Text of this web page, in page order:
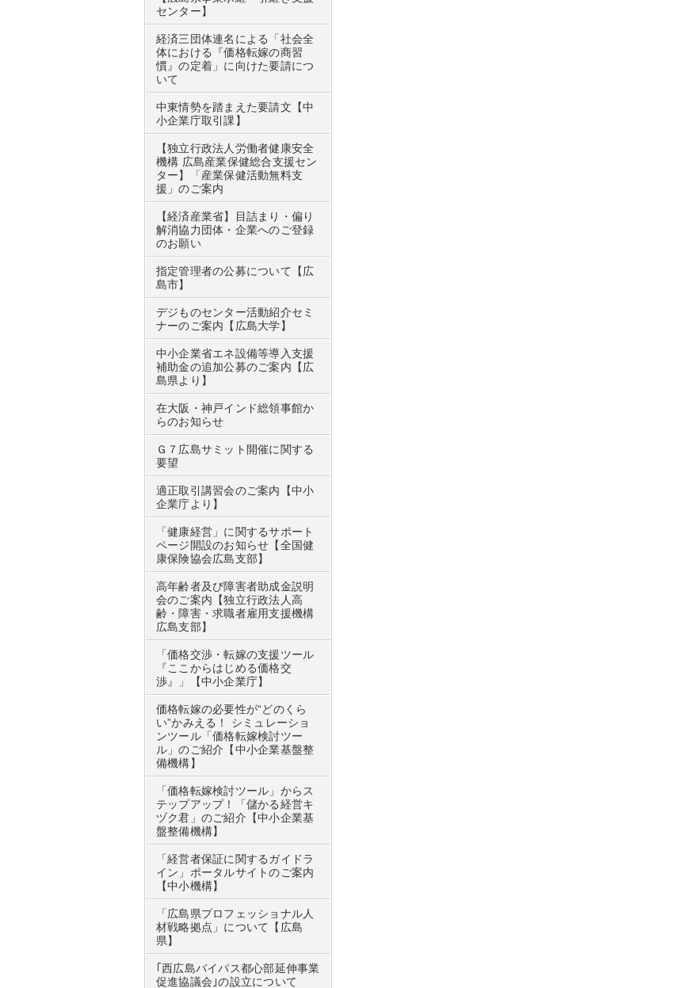
センター】
経済三団体連名による「社会全
体における『価格転嫁の商習
慣』の定着」に向けた要請につ
いて
中東情勢を踏まえた要請文【中
小企業庁取引課】
【独立行政法人労働者健康安全
機構 広島産業保健総合支援セン
ター】「産業保健活動無料支
援」のご案内
【経済産業省】目詰まり・偏り
解消協力団体・企業へのご登録
のお願い
指定管理者の公募について【広
島市】
デジものセンター活動紹介セミ
ナーのご案内【広島大学】
中小企業省エネ設備等導入支援
補助金の追加公募のご案内【広
島県より】
在大阪・神戸インド総領事館か
らのお知らせ
Ｇ７広島サミット開催に関する
要望
適正取引講習会のご案内【中小
企業庁より】
「健康経営」に関するサポート
ページ開設のお知らせ【全国健
康保険協会広島支部】
高年齢者及び障害者助成金説明
会のご案内【独立行政法人高
齢・障害・求職者雇用支援機構
広島支部】
「価格交渉・転嫁の支援ツール
『ここからはじめる価格交
渉』」【中小企業庁】
価格転嫁の必要性が“どのくら
い”かみえる！ シミュレーショ
ンツール「価格転嫁検討ツー
ル」のご紹介【中小企業基盤整
備機構】
「価格転嫁検討ツール」からス
テップアップ！「儲かる経営キ
ヅク君」のご紹介【中小企業基
盤整備機構】
「経営者保証に関するガイドラ
イン」ポータルサイトのご案内
【中小機構】
「広島県プロフェッショナル人
材戦略拠点」について【広島
県】
｢西広島バイパス都心部延伸事業
促進協議会｣の設立について